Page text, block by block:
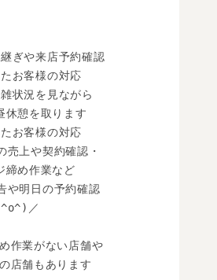
ぎや来店予約確認
お客様の対応
状況を見ながら
取ります
お客様の対応
上や契約確認・
業など
明日の予約確認
／
作業がない店舗や
店舗もあります